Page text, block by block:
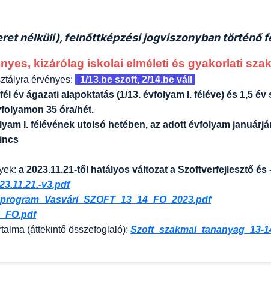
nélküli), felnőttképzési jogviszonyban történő
kizárólag iskolai elméleti és gyakorlati
érvényes:
1/13.be szoft, 2/14.be váll
év ágazati alapoktatás (1/13. évfolyam I. féléve) és 1,5
35 óra/hét.
I. félévének utolsó hetében, az adott évfolyam
a 2023.11.21-től hatályos változat a Szoftverfejlesztő és
v3.pdf
(áttekintő összefoglaló): Szoft_szakmai_tananyag_13-